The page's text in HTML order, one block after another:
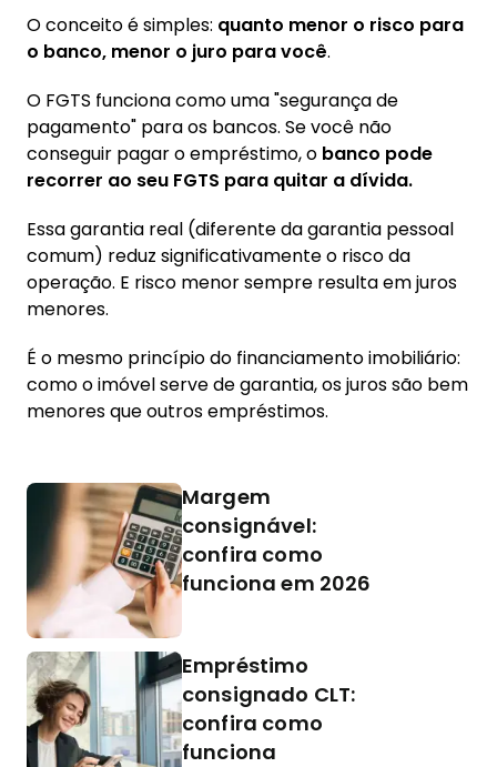
O conceito é simples: quanto menor o risco para
o banco, menor o juro para você.
O FGTS funciona como uma "segurança de
pagamento" para os bancos. Se você não
conseguir pagar o empréstimo, o banco pode
recorrer ao seu FGTS para quitar a dívida.
Essa garantia real (diferente da garantia pessoal
comum) reduz significativamente o risco da
operação. E risco menor sempre resulta em juros
menores.
É o mesmo princípio do financiamento imobiliário:
como o imóvel serve de garantia, os juros são bem
menores que outros empréstimos.
Margem
consignável:
confira como
funciona em 2026
Empréstimo
consignado CLT:
confira como
funciona